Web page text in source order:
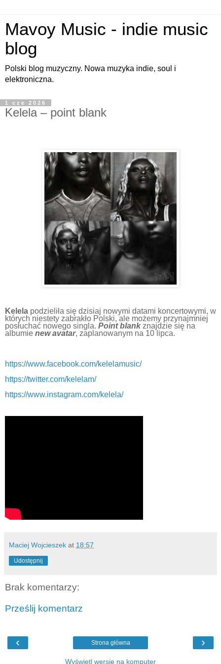
Mavoy Music - indie music
blog
Polski blog muzyczny. Nowa muzyka indie, soul i
elektroniczna.
1 cze 2026
Kelela – point blank
Kelela podzieliła się dzisiaj nowymi datami koncertowymi, w
których niestety zabrakło Polski, ale możemy przynajmniej
posłuchać nowego singla. Point blank znajdzie się na
albumie new avatar, zaplanowanym na 10 lipca.
https://www.facebook.com/kelelamusic/
https://twitter.com/kelelam/
https://www.instagram.com/kelela/
Maciej Wojcieszek at 18:57
Udostępnij
Brak komentarzy:
Prześlij komentarz
‹ ›
Strona główna
Wyświetl wersję na komputer